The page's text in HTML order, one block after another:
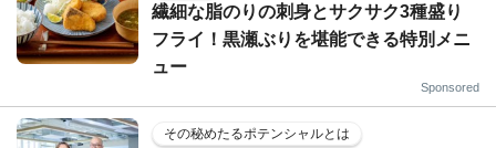
繊細な脂のりの刺身とサクサク3種盛り
フライ！黒瀬ぶりを堪能できる特別メニ
ュー
Sponsored
その秘めたるポテンシャルとは